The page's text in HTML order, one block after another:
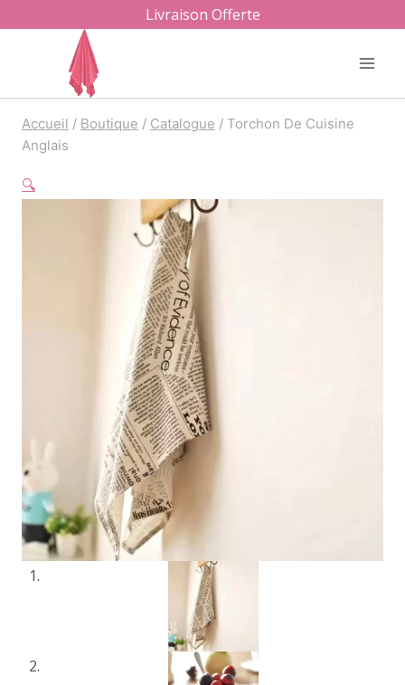
Livraison Offerte
Accueil / Boutique / Catalogue / Torchon De Cuisine
Anglais
🔍